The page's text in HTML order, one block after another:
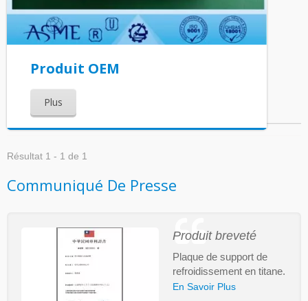
Produit OEM
Plus
Résultat 1 - 1 de 1
Communiqué De Presse
Produit breveté
Plaque de support de
refroidissement en titane.
En Savoir Plus